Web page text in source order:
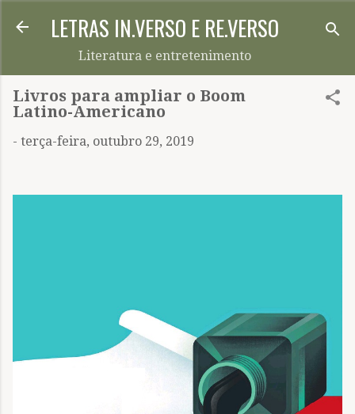
Pular para o conteúdo principal
LETRAS IN.VERSO E RE.VERSO
Literatura e entretenimento
Livros para ampliar o Boom
Latino-Americano
- terça-feira, outubro 29, 2019